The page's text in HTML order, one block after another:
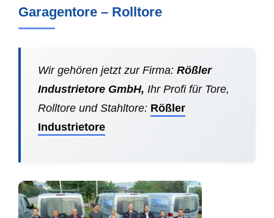
Garagentore – Rolltore
Wir gehören jetzt zur Firma: Rößler
Industrietore GmbH, Ihr Profi für Tore,
Rolltore und Stahltore: Rößler
Industrietore